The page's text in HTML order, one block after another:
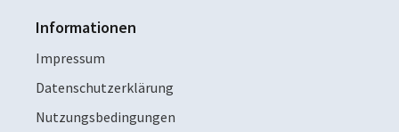
Informationen
Impressum
Datenschutzerklärung
Nutzungsbedingungen